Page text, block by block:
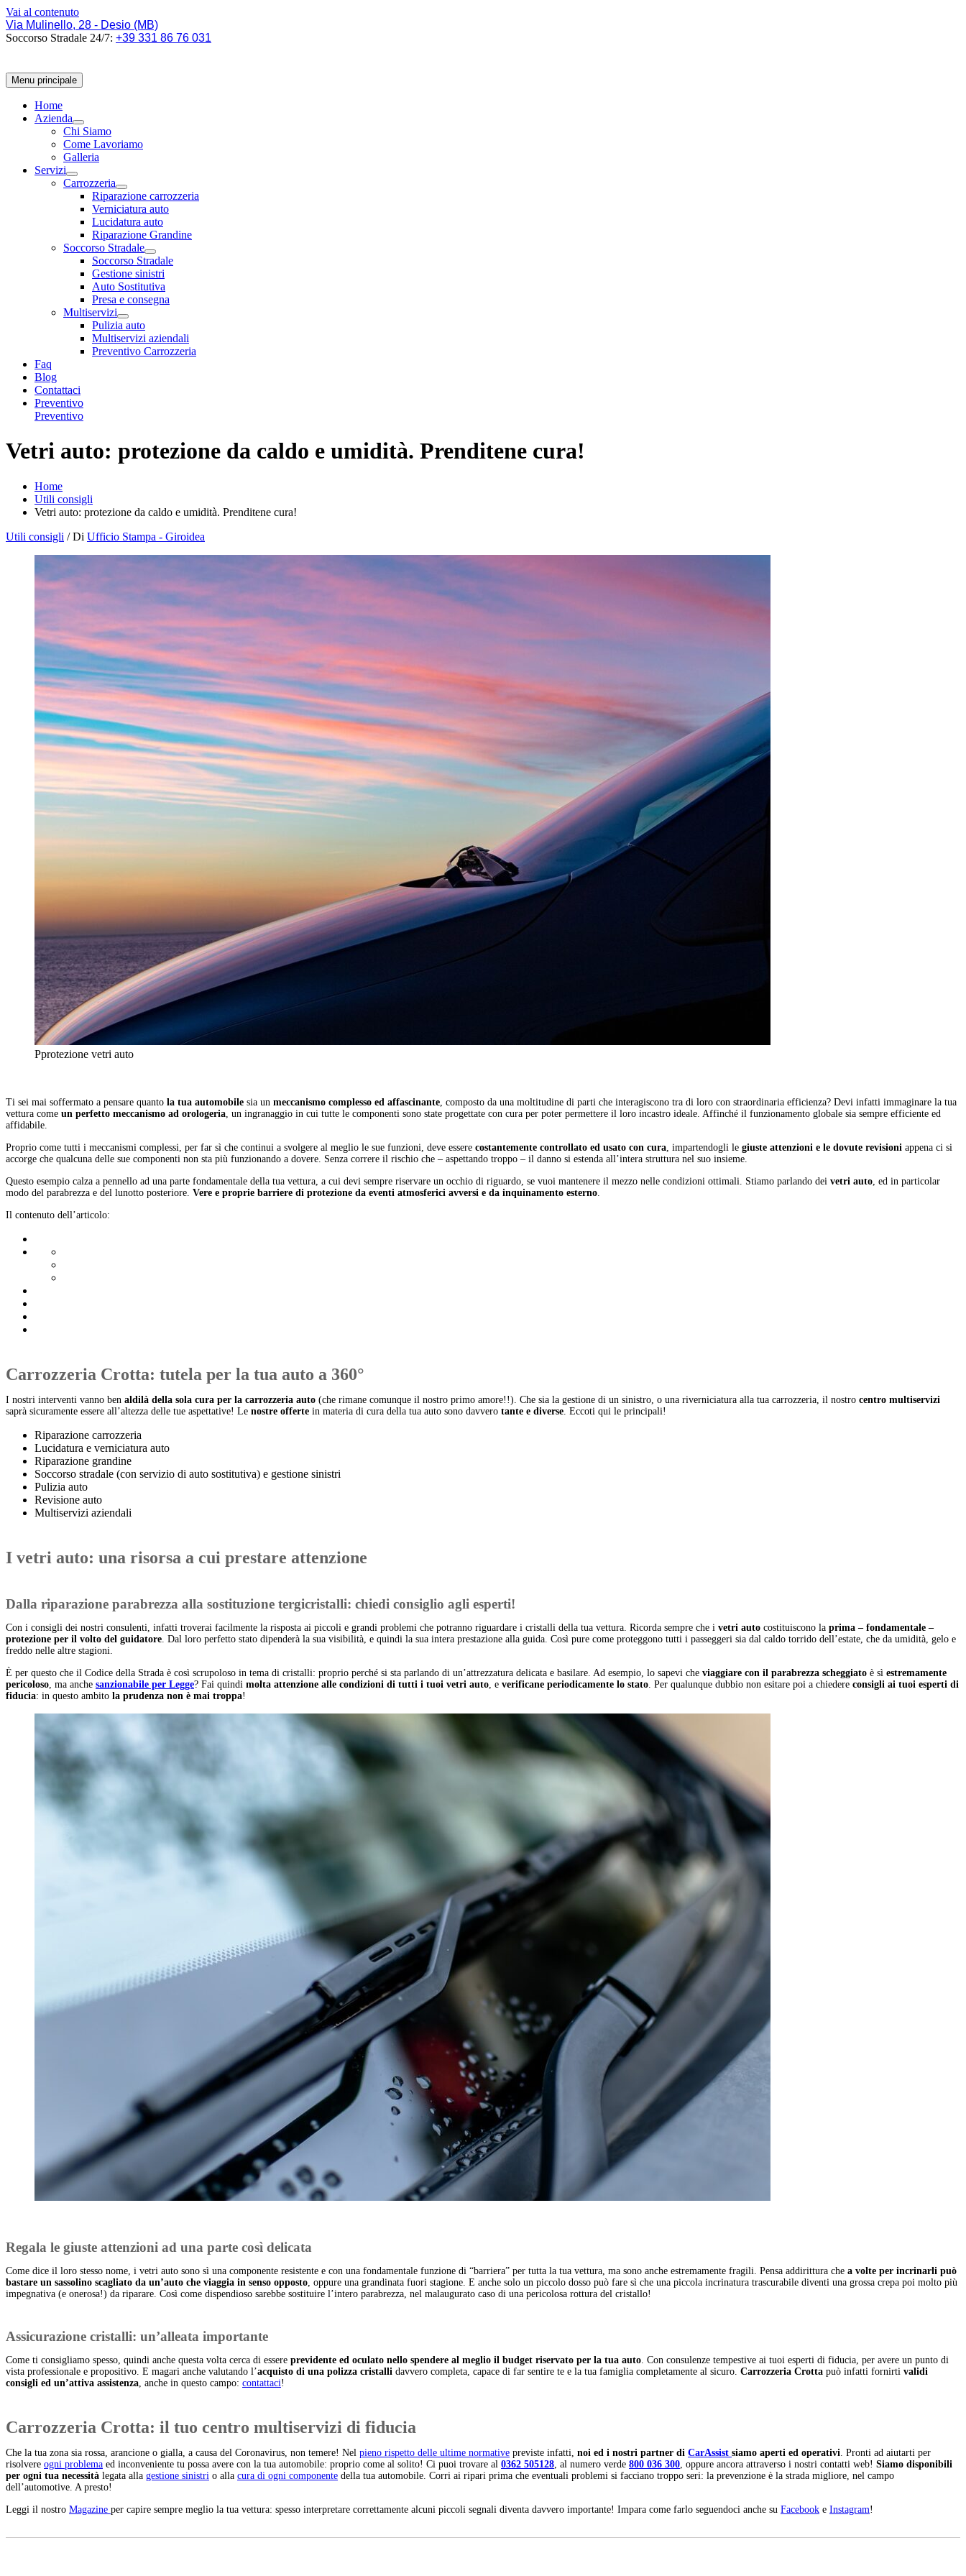
Vai al contenuto
Via Mulinello, 28 - Desio (MB)
Soccorso Stradale 24/7: +39 331 86 76 031
Menu principale
Home
Azienda
Chi Siamo
Come Lavoriamo
Galleria
Servizi
Carrozzeria
Riparazione carrozzeria
Verniciatura auto
Lucidatura auto
Riparazione Grandine
Soccorso Stradale
Soccorso Stradale
Gestione sinistri
Auto Sostitutiva
Presa e consegna
Multiservizi
Pulizia auto
Multiservizi aziendali
Preventivo Carrozzeria
Faq
Blog
Contattaci
Preventivo
Preventivo
Vetri auto: protezione da caldo e umidità. Prenditene cura!
Home
Utili consigli
Vetri auto: protezione da caldo e umidità. Prenditene cura!
Utili consigli / Di Ufficio Stampa - Giroidea
Pprotezione vetri auto
Ti sei mai soffermato a pensare quanto la tua automobile sia un meccanismo complesso ed affascinante , composto da una moltitudine di parti che interagiscono tra di loro con straordinaria efficienza? Devi infatti immaginare la tua
vettura come un perfetto meccanismo ad orologeria , un ingranaggio in cui tutte le componenti sono state progettate con cura per poter permettere il loro incastro ideale. Affinché il funzionamento globale sia sempre efficiente ed
affidabile.
Proprio come tutti i meccanismi complessi, per far sì che continui a svolgere al meglio le sue funzioni, deve essere costantemente controllato ed usato con cura , impartendogli le giuste attenzioni e le dovute revisioni appena ci si
accorge che qualcuna delle sue componenti non sta più funzionando a dovere. Senza correre il rischio che – aspettando troppo – il danno si estenda all’intera struttura nel suo insieme.
Questo esempio calza a pennello ad una parte fondamentale della tua vettura, a cui devi sempre riservare un occhio di riguardo, se vuoi mantenere il mezzo nelle condizioni ottimali. Stiamo parlando dei vetri auto , ed in particolar
modo del parabrezza e del lunotto posteriore. Vere e proprie barriere di protezione da eventi atmosferici avversi e da inquinamento esterno
Il contenuto dell’articolo:
Carrozzeria Crotta: tutela per la tua auto a 360°
I nostri interventi vanno ben aldilà della sola cura per la carrozzeria auto (che rimane comunque il nostro primo amore!!). Che sia la gestione di un sinistro, o una riverniciatura alla tua carrozzeria, il nostro centro multiservizi
saprà sicuramente essere all’altezza delle tue aspettative! Le nostre offerte in materia di cura della tua auto sono davvero tante e diverse . Eccoti qui le principali!
Riparazione carrozzeria
Lucidatura e verniciatura auto
Riparazione grandine
Soccorso stradale (con servizio di auto sostitutiva) e gestione sinistri
Pulizia auto
Revisione auto
Multiservizi aziendali
I vetri auto: una risorsa a cui prestare attenzione
Dalla riparazione parabrezza alla sostituzione tergicristalli: chiedi consiglio agli esperti!
Con i consigli dei nostri consulenti, infatti troverai facilmente la risposta ai piccoli e grandi problemi che potranno riguardare i cristalli della tua vettura. Ricorda sempre che i vetri auto costituiscono la prima – fondamentale –
protezione per il volto del guidatore . Dal loro perfetto stato dipenderà la sua visibilità, e quindi la sua intera prestazione alla guida. Così pure come proteggono tutti i passeggeri sia dal caldo torrido dell’estate, che da umidità, gelo e
freddo nelle altre stagioni.
È per questo che il Codice della Strada è così scrupoloso in tema di cristalli: proprio perché si sta parlando di un’attrezzatura delicata e basilare. Ad esempio, lo sapevi che viaggiare con il parabrezza scheggiato è sì estremamente
pericoloso , ma anche sanzionabile per Legge? Fai quindi molta attenzione alle condizioni di tutti i tuoi vetri auto , e verificane periodicamente lo stato . Per qualunque dubbio non esitare poi a chiedere consigli ai tuoi esperti di
fiducia: in questo ambito la prudenza non è mai troppa!
Regala le giuste attenzioni ad una parte così delicata
Come dice il loro stesso nome, i vetri auto sono sì una componente resistente e con una fondamentale funzione di “barriera” per tutta la tua vettura, ma sono anche estremamente fragili. Pensa addirittura che a volte per incrinarli può
bastare un sassolino scagliato da un’auto che viaggia in senso opposto , oppure una grandinata fuori stagione. E anche solo un piccolo dosso può fare sì che una piccola incrinatura trascurabile diventi una grossa crepa poi molto più
impegnativa (e onerosa!) da riparare. Così come dispendioso sarebbe sostituire l’intero parabrezza, nel malaugurato caso di una pericolosa rottura del cristallo!
Assicurazione cristalli: un’alleata importante
Come ti consigliamo spesso, quindi anche questa volta cerca di essere previdente ed oculato nello spendere al meglio il budget riservato per la tua auto . Con consulenze tempestive ai tuoi esperti di fiducia, per avere un punto di
vista professionale e propositivo. E magari anche valutando l’acquisto di una polizza cristalli davvero completa, capace di far sentire te e la tua famiglia completamente al sicuro. Carrozzeria Crotta può infatti fornirti validi
consigli ed un’attiva assistenza , anche in questo campo: contattaci!
Carrozzeria Crotta: il tuo centro multiservizi di fiducia
Che la tua zona sia rossa, arancione o gialla, a causa del Coronavirus, non temere! Nel pieno rispetto delle ultime normative previste infatti, noi ed i nostri partner di CarAssist siamo aperti ed operativi . Pronti ad aiutarti per
risolvere ogni problema ed inconveniente tu possa avere con la tua automobile: proprio come al solito! Ci puoi trovare al 0362 505128 , al numero verde 800 036 300 , oppure ancora attraverso i nostri contatti web! Siamo disponibili
per ogni tua necessità legata alla gestione sinistri o alla cura di ogni componente della tua automobile. Corri ai ripari prima che eventuali problemi si facciano troppo seri: la prevenzione è la strada migliore, nel campo
dell’automotive. A presto!
Leggi il nostro Magazine per capire sempre meglio la tua vettura: spesso interpretare correttamente alcuni piccoli segnali diventa davvero importante! Impara come farlo seguendoci anche su Facebook e Instagram!